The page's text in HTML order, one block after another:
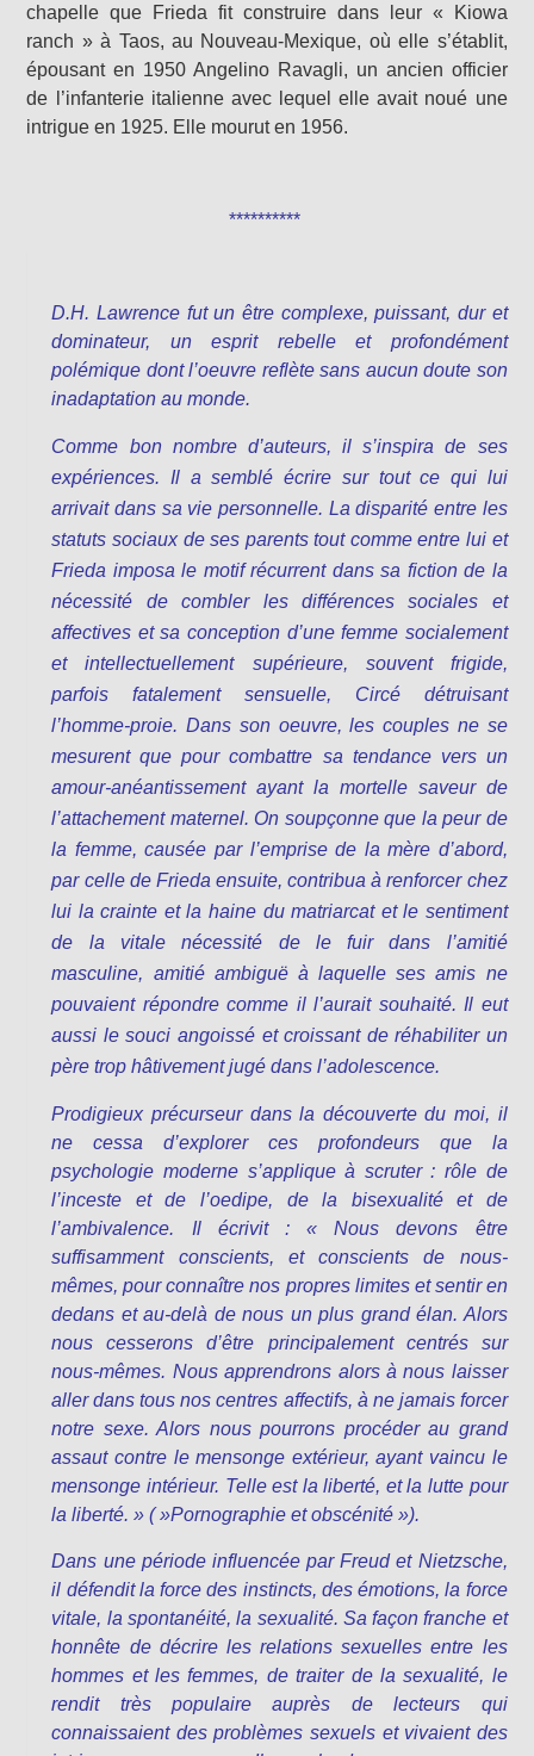
chapelle que Frieda fit construire dans leur « Kiowa
ranch » à Taos, au Nouveau-Mexique, où elle s’établit,
épousant en 1950 Angelino Ravagli, un ancien officier
de l’infanterie italienne avec lequel elle avait noué une
intrigue en 1925. Elle mourut en 1956.
**********
D.H. Lawrence fut un être complexe, puissant, dur et
dominateur, un esprit rebelle et profondément
polémique dont l’oeuvre reflète sans aucun doute son
inadaptation au monde.
Comme bon nombre d’auteurs, il s’inspira de ses
expériences. Il a semblé écrire sur tout ce qui lui
arrivait dans sa vie personnelle. La disparité entre les
statuts sociaux de ses parents tout comme entre lui et
Frieda imposa le motif récurrent dans sa fiction de la
nécessité de combler les différences sociales et
affectives et sa conception d’une femme socialement
et intellectuellement supérieure, souvent frigide,
parfois fatalement sensuelle, Circé détruisant
l’homme-proie. Dans son oeuvre, les couples ne se
mesurent que pour combattre sa tendance vers un
amour-anéantissement ayant la mortelle saveur de
l’attachement maternel. On soupçonne que la peur de
la femme, causée par l’emprise de la mère d’abord,
par celle de Frieda ensuite, contribua à renforcer chez
lui la crainte et la haine du matriarcat et le sentiment
de la vitale nécessité de le fuir dans l’amitié
masculine, amitié ambiguë à laquelle ses amis ne
pouvaient répondre comme il l’aurait souhaité. Il eut
aussi le souci angoissé et croissant de réhabiliter un
père trop hâtivement jugé dans l’adolescence.
Prodigieux précurseur dans la découverte du moi, il
ne cessa d’explorer ces profondeurs que la
psychologie moderne s’applique à scruter : rôle de
l’inceste et de l’oedipe, de la bisexualité et de
l’ambivalence. Il écrivit : « Nous devons être
suffisamment conscients, et conscients de nous-
mêmes, pour connaître nos propres limites et sentir en
dedans et au-delà de nous un plus grand élan. Alors
nous cesserons d’être principalement centrés sur
nous-mêmes. Nous apprendrons alors à nous laisser
aller dans tous nos centres affectifs, à ne jamais forcer
notre sexe. Alors nous pourrons procéder au grand
assaut contre le mensonge extérieur, ayant vaincu le
mensonge intérieur. Telle est la liberté, et la lutte pour
la liberté. » ( »Pornographie et obscénité »).
Dans une période influencée par Freud et Nietzsche,
il défendit la force des instincts, des émotions, la force
vitale, la spontanéité, la sexualité. Sa façon franche et
honnête de décrire les relations sexuelles entre les
hommes et les femmes, de traiter de la sexualité, le
rendit très populaire auprès de lecteurs qui
connaissaient des problèmes sexuels et vivaient des